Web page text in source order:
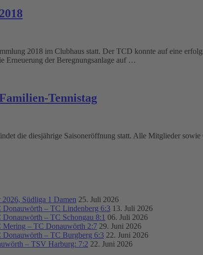
2018 im Clubhaus statt. Der TCD konnte auf eine
Erneuerung der Beregnungsanlage auf …
Tennistag
die diesjährige Saisoneröffnung statt. Alle Mitglieder
2026, Südliga 1 Damen 25. Juli 2026
Donauwörth – TC Lindenberg 6:3 13. Juli 2026
– TC Schongau 8:1 06. Juli 2026
Mering – TC Donauwörth 2:7 29. Juni 2026
Donauwörth – TC Burgberg 6:3 22. Juni 2026
– TSV Harburg: 7:2 22. Juni 2026